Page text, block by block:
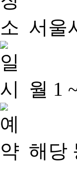
서울
월 1
해당